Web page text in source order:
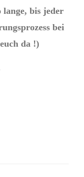
lange, bis jeder
bei
da !)